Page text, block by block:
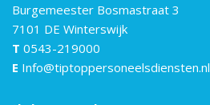
Burgemeester Bosmastraat 3
7101 DE Winterswijk
T 0543-219000
E Info@tiptoppersoneelsdiensten.nl